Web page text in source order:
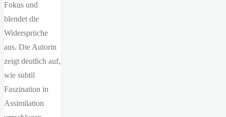
Fokus und
blendet die
Widersprüche
aus. Die Autorin
zeigt deutlich auf,
wie subtil
Faszination in
Assimilation